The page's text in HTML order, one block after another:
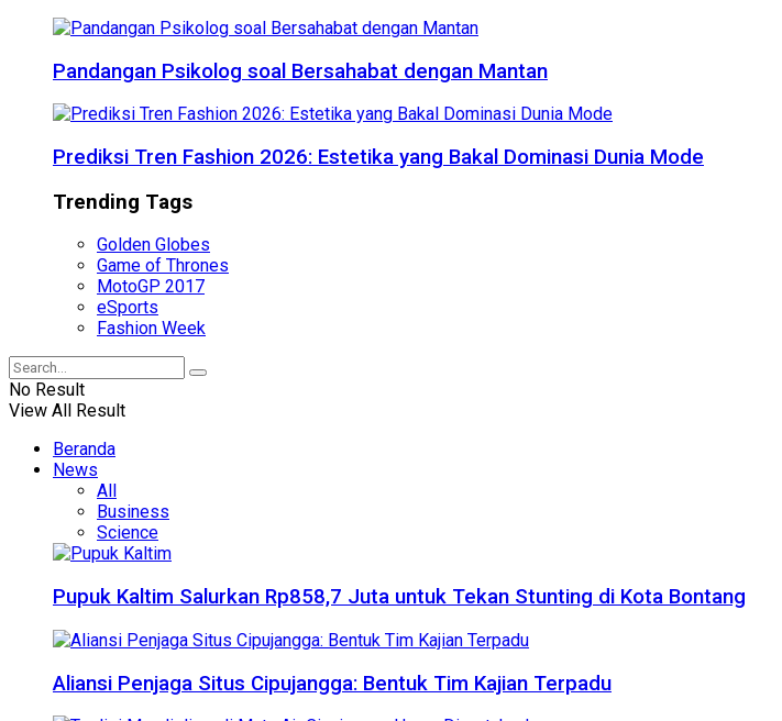
Pandangan Psikolog soal Bersahabat dengan Mantan
Prediksi Tren Fashion 2026: Estetika yang Bakal Dominasi Dunia Mode
Trending Tags
Golden Globes
Game of Thrones
MotoGP 2017
eSports
Fashion Week
No Result
View All Result
Beranda
News
All
Business
Science
Pupuk Kaltim Salurkan Rp858,7 Juta untuk Tekan Stunting di Kota Bontang
Aliansi Penjaga Situs Cipujangga: Bentuk Tim Kajian Terpadu